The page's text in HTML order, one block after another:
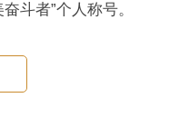
斗者”个人称号。